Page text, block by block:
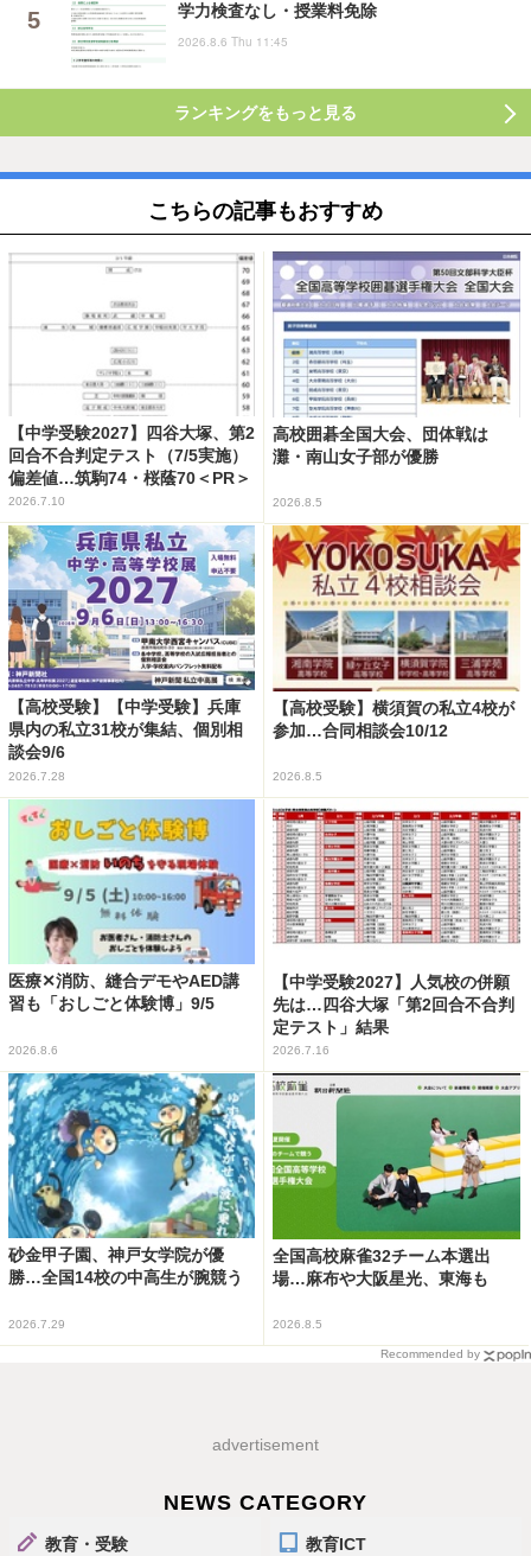
学力検査なし・授業料免除
2026.8.6 Thu 11:45
ランキングをもっと見る
こちらの記事もおすすめ
【中学受験2027】四谷大塚、第2
回合不合判定テスト（7/5実施）
偏差値…筑駒74・桜蔭70＜PR＞
2026.7.10
高校囲碁全国大会、団体戦は
灘・南山女子部が優勝
2026.8.5
【高校受験】【中学受験】兵庫
県内の私立31校が集結、個別相
談会9/6
2026.7.28
【高校受験】横須賀の私立4校が
参加…合同相談会10/12
2026.8.5
医療✕消防、縫合デモやAED講
習も「おしごと体験博」9/5
2026.8.6
【中学受験2027】人気校の併願
先は…四谷大塚「第2回合不合判
定テスト」結果
2026.7.16
砂金甲子園、神戸女学院が優
勝…全国14校の中高生が腕競う
2026.7.29
全国高校麻雀32チーム本選出
場…麻布や大阪星光、東海も
2026.8.5
Recommended by
advertisement
NEWS CATEGORY
教育・受験 教育ICT